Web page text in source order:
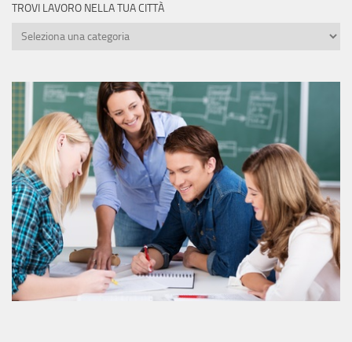
TROVI LAVORO NELLA TUA CITTÀ
Trovi
tua
città